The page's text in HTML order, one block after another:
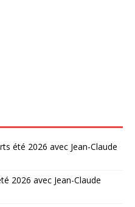
été 2026 avec Jean-Claude
2026 avec Jean-Claude